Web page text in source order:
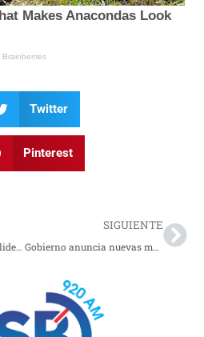
Twitter
Pinterest
#NariñoAvanza | Nariño lidera piloto nacional y ya expidió más de 600 pasaportes biométricos en zonas fronterizas
SIGUIENTE
Gobierno anuncia nuevas medidas para reforzar la seguridad en corredores viales del país